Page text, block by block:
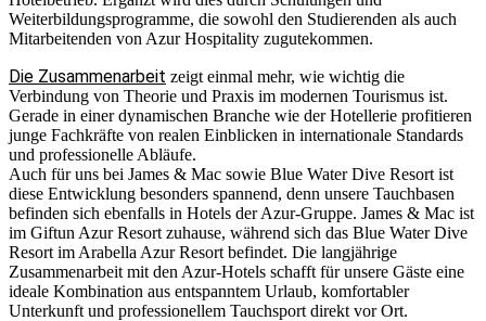
Weiterbildungsprogramme, die sowohl den Studierenden als auch
Mitarbeitenden von Azur Hospitality zugutekommen.
Die Zusammenarbeit zeigt einmal mehr, wie wichtig die
Verbindung von Theorie und Praxis im modernen Tourismus ist.
Gerade in einer dynamischen Branche wie der Hotellerie profitieren
junge Fachkräfte von realen Einblicken in internationale Standards
und professionelle Abläufe.
Auch für uns bei James & Mac sowie Blue Water Dive Resort ist
diese Entwicklung besonders spannend, denn unsere Tauchbasen
befinden sich ebenfalls in Hotels der Azur-Gruppe. James & Mac ist
im Giftun Azur Resort zuhause, während sich das Blue Water Dive
Resort im Arabella Azur Resort befindet. Die langjährige
Zusammenarbeit mit den Azur-Hotels schafft für unsere Gäste eine
ideale Kombination aus entspanntem Urlaub, komfortabler
Unterkunft und professionellem Tauchsport direkt vor Ort.